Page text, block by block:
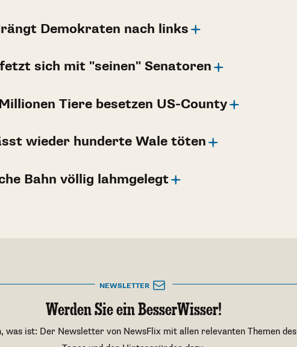
Demokraten nach links
sich mit "seinen" Senatoren
Tiere besetzen US-County
wieder hunderte Wale töten
Bahn völlig lahmgelegt
NEWSLETTER
Werden Sie ein BesserWisser!
was ist: Der Newsletter von NewsFlix mit allen relevanten Themen des